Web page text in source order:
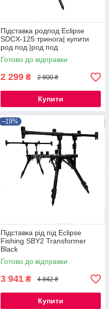
Підставка родпод Eclipse
SDCX-125 тринога| купити
род под |род под
Готово до відправки
2 299 ₴ 2 800 ₴
Купити
–19%
Підставка рід під Eclipse
Fishing SBY2 Transformer
Black
Готово до відправки
3 941 ₴ 4 842 ₴
Купити